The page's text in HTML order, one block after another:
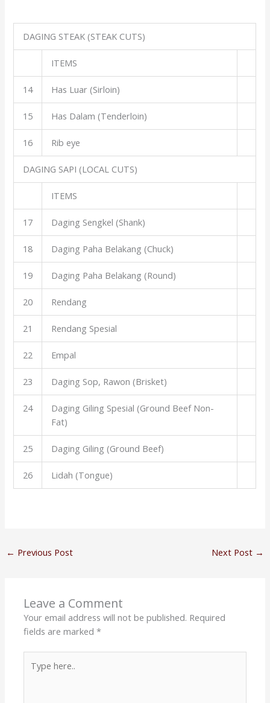
DAGING STEAK (STEAK CUTS)
ITEMS
14 Has Luar (Sirloin)
15 Has Dalam (Tenderloin)
16 Rib eye
DAGING SAPI (LOCAL CUTS)
ITEMS
17 Daging Sengkel (Shank)
18 Daging Paha Belakang (Chuck)
19 Daging Paha Belakang (Round)
20 Rendang
21 Rendang Spesial
22 Empal
23 Daging Sop, Rawon (Brisket)
24
Daging Giling Spesial (Ground Beef Non-
Fat)
25 Daging Giling (Ground Beef)
26 Lidah (Tongue)
← Previous Post Next Post →
Leave a Comment
Your email address will not be published. Required
fields are marked*
here..